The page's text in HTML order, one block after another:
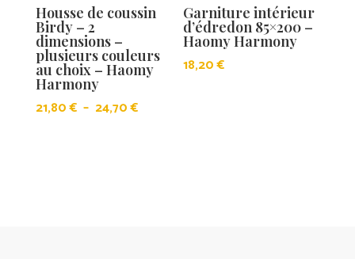
Housse de coussin
Birdy – 2
dimensions –
plusieurs couleurs
au choix – Haomy
Harmony
21,80€ – 24,70€Plage
Garniture intérieur
d’édredon 85×200 –
Haomy Harmony
18,20€